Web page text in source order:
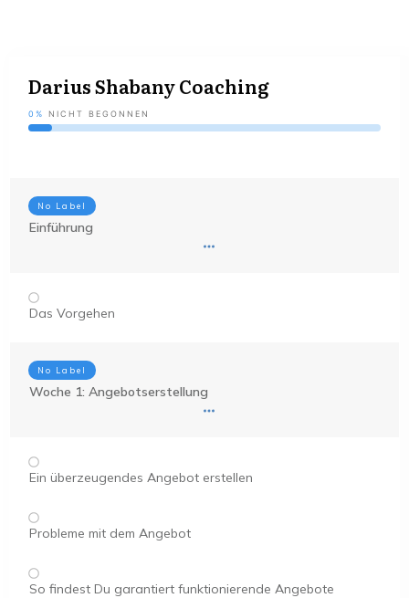
Darius Shabany Coaching
0% NICHT BEGONNEN
No Label
Einführung
Das Vorgehen
No Label
Woche 1: Angebotserstellung
Ein überzeugendes Angebot erstellen
Probleme mit dem Angebot
So findest Du garantiert funktionierende Angebote